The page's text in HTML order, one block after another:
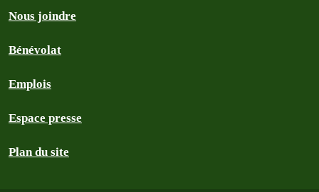
Nous joindre
Bénévolat
Emplois
Espace presse
Plan du site